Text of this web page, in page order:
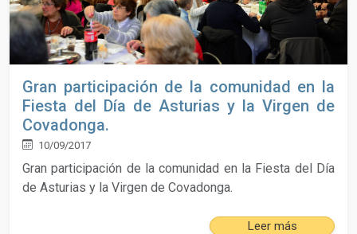
Gran participación de la comunidad en la
Fiesta del Día de Asturias y la Virgen de
Covadonga.
10/09/2017
Gran participación de la comunidad en la Fiesta del Día
de Asturias y la Virgen de Covadonga.
Leer más